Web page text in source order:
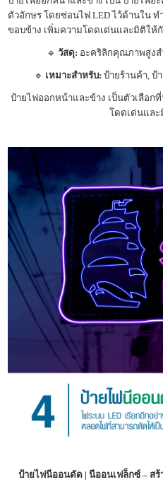
ตัวอักษร โดยซ่อนไฟ LED ไว้ด้านใน
ขอบข้าง เพิ่มความโดดเด่นและมิติให้
🔹 วัสดุ: อะคริลิกคุณภาพสูง
🔹 เหมาะสำหรับ: ป้ายร้านค้า, ป้
ป้ายไฟออกหน้าและข้าง เป็นตัวเลือก
โดดเด่นแล
ป้ายไฟนีออนดัด | นีออนเฟล็กซ์ – ส